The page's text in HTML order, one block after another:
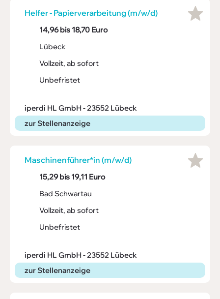
Helfer - Papier­ver­ar­bei­tung (m/w/d)
14,96 bis 18,70 Euro
Lübeck
Vollzeit, ab sofort
Unbefristet
iperdi HL GmbH - 23552 Lübeck
zur Stellenanzeige
Maschi­nen­füh­rer*in (m/w/d)
15,29 bis 19,11 Euro
Bad Schwartau
Vollzeit, ab sofort
Unbefristet
iperdi HL GmbH - 23552 Lübeck
zur Stellenanzeige